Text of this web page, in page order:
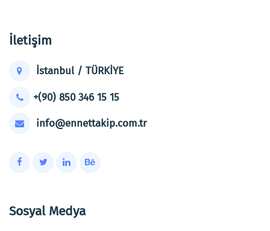
İletişim
İstanbul / TÜRKİYE
+(90) 850 346 15 15
info@ennettakip.com.tr
Sosyal Medya